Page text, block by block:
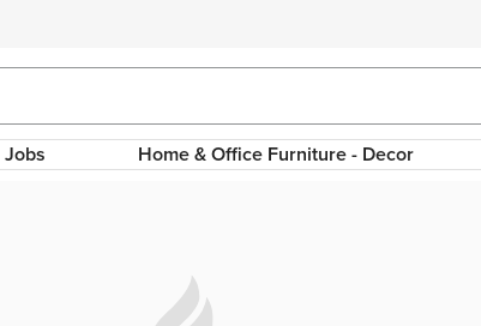
Jobs Home & Office Furniture - Decor